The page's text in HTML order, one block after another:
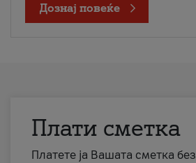
Дознај повеќе
Плати сметка
Платете ја Вашата сметка